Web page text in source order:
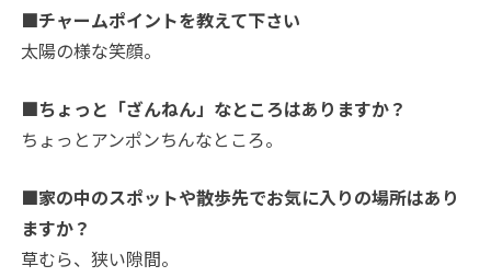
■チャームポイントを教えて下さい
太陽の様な笑顔。
■ちょっと「ざんねん」なところはありますか？
ちょっとアンポンちんなところ。
■家の中のスポットや散歩先でお気に入りの場所はあり
ますか？
草むら、狭い隙間。